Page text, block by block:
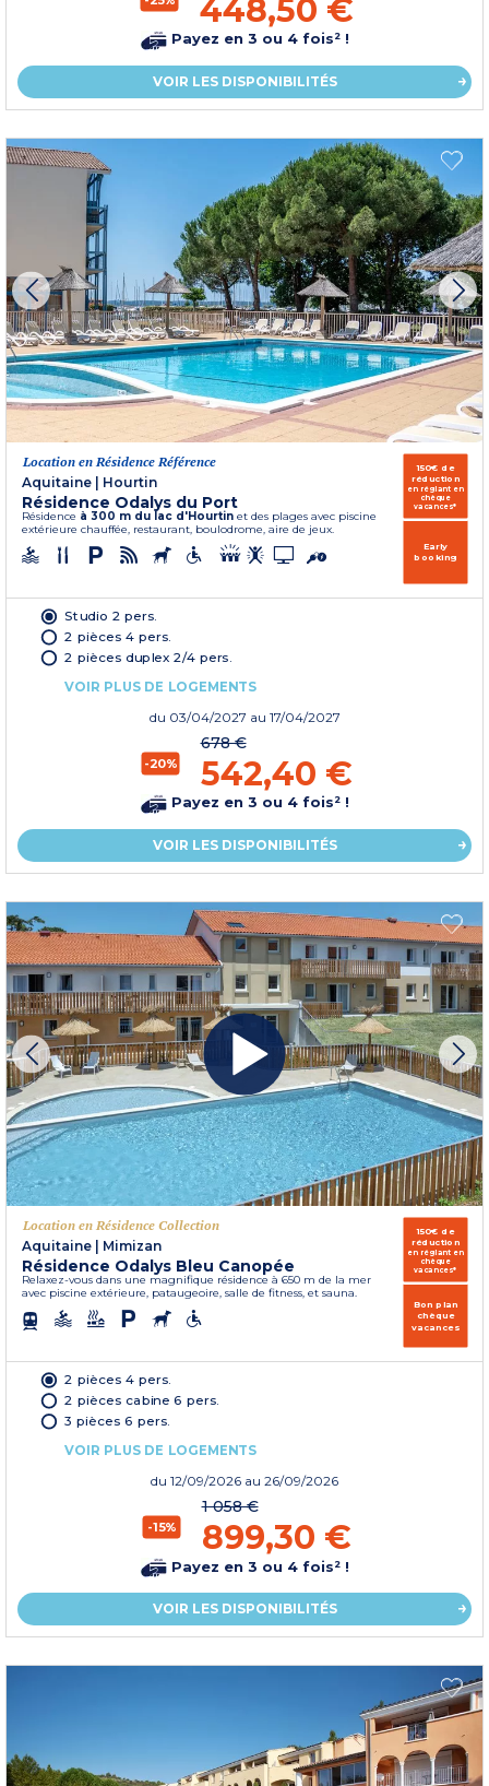
448,50 €
Payez en 3 ou 4 fois² !
VOIR LES DISPONIBILITÉS
Location en Résidence Référence
Aquitaine
Hourtin
Résidence Odalys du Port
Résidence à 300 m du lac d'Hourtin et des plages avec piscine
extérieure chauffée, restaurant, boulodrome, aire de jeux.
150€ de
réduction
en réglant en
chèque
vacances*
Early
booking
Studio 2 pers.
2 pièces 4 pers.
2 pièces duplex 2/4 pers.
VOIR PLUS DE LOGEMENTS
du 03/04/2027 au 17/04/2027
-20%
678 €
542,40 €
Payez en 3 ou 4 fois² !
VOIR LES DISPONIBILITÉS
Location en Résidence Collection
Aquitaine
Mimizan
Résidence Odalys Bleu Canopée
Relaxez-vous dans une magnifique résidence à 650 m de la mer
avec piscine extérieure, pataugeoire, salle de fitness, et sauna.
150€ de
réduction
en réglant en
chèque
vacances*
Bon plan
chèque
vacances
2 pièces 4 pers.
2 pièces cabine 6 pers.
3 pièces 6 pers.
VOIR PLUS DE LOGEMENTS
du 12/09/2026 au 26/09/2026
-15%
1 058 €
899,30 €
Payez en 3 ou 4 fois² !
VOIR LES DISPONIBILITÉS